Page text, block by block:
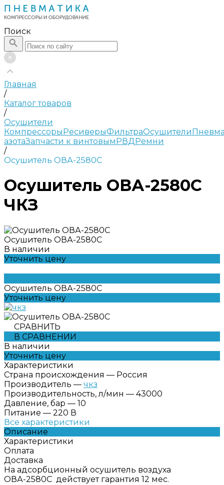
Поиск
Главная
/
Каталог товаров
/
Осушители
КомпрессорыРесиверыФильтраОсушители
азотаЗапчасти к винтовымРВДРемни
/
Осушитель ОВА-2580С
Осушитель ОВА-2580С
ЧКЗ
Осушитель ОВА-2580С
В наличии
Уточнить цену
Осушитель ОВА-2580С
Уточнить цену
СРАВНИТЬ
В СРАВНЕНИИ
В наличии
Уточнить цену
Характеристики
Страна происхождения — Россия
Производитель — чкз
Производительность, л/мин — 43000
Давление, бар — 10
Питание — 220 В
Все характеристики
Описание
Характеристики
Оплата
Доставка
На адсорбционный осушитель воздуха
ОВА-2580С действует гарантия 12 мес.